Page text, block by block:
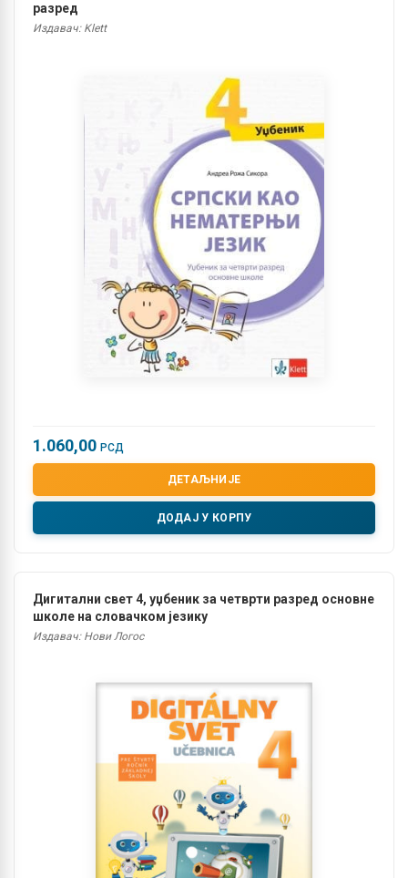
разред
Издавач: Klett
1.060,00 РСД
ДЕТАЉНИЈЕ
ДОДАЈ У КОРПУ
Дигитални свет 4, уџбеник за четврти разред основне
школе на словачком језику
Издавач: Нови Логос